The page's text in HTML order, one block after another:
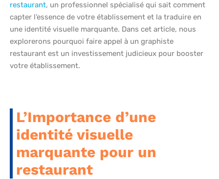
restaurant, un professionnel spécialisé qui sait comment
capter l’essence de votre établissement et la traduire en
une identité visuelle marquante. Dans cet article, nous
explorerons pourquoi faire appel à un graphiste
restaurant est un investissement judicieux pour booster
votre établissement.
L’Importance d’une
identité visuelle
marquante pour un
restaurant